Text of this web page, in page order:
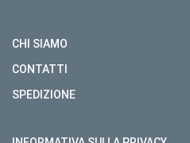
CHI SIAMO
CONTATTI
SPEDIZIONE